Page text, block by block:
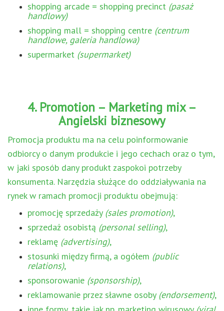
shopping arcade = shopping precinct (pasaż
handlowy)
shopping mall = shopping centre (centrum
handlowe, galeria handlowa)
supermarket (supermarket)
4. Promotion – Marketing mix –
Angielski biznesowy
Promocja produktu ma na celu poinformowanie
odbiorcy o danym produkcie i jego cechach oraz o tym,
w jaki sposób dany produkt zaspokoi potrzeby
konsumenta. Narzędzia służące do oddziaływania na
rynek w ramach promocji produktu obejmują:
promocję sprzedaży (sales promotion),
sprzedaż osobistą (personal selling),
reklamę (advertising),
stosunki między firmą, a ogółem (public
relations),
sponsorowanie (sponsorship),
reklamowanie przez sławne osoby (endorsement),